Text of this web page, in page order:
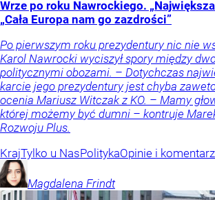
Wrze po roku Nawrockiego.
„Cała Europa nam go zazdrości”
Po pierwszym roku prezydentury nic nie
Karol Nawrocki wyciszył spory między
politycznymi obozami. – Dotychczas
karcie jego prezydentury jest chyba
ocenia Mariusz Witczak z KO. – Mamy
której możemy być dumni – kontruje
Rozwoju Plus.
KrajTylko u NasPolitykaOpinie i
Magdalena Frindt